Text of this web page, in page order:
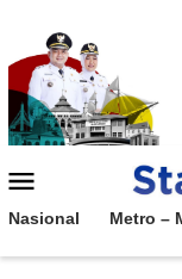
konten
Mobile
Nasional Metro –